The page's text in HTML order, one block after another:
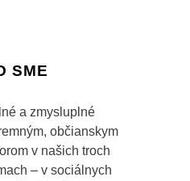
SME
a zmysluplné
občianskym
v našich troch
– v sociálnych